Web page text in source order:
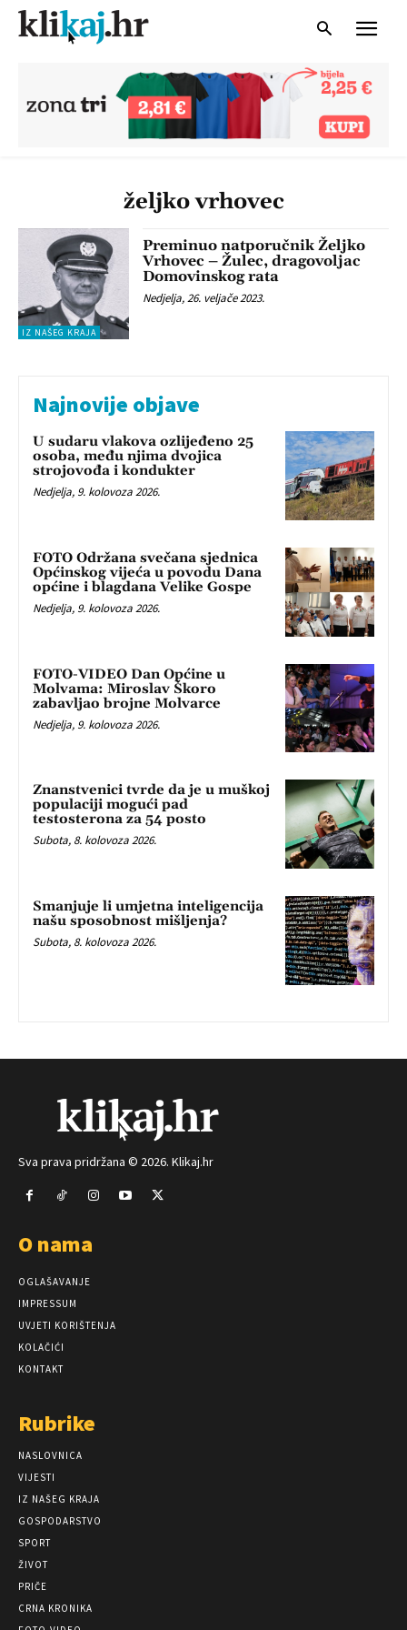
željko vrhovec
IZ NAŠEG KRAJA
Preminuo natporučnik Željko
Vrhovec – Žulec, dragovoljac
Domovinskog rata
Nedjelja, 26. veljače 2023.
Najnovije objave
U sudaru vlakova ozlijeđeno 25
osoba, među njima dvojica
strojovođa i kondukter
Nedjelja, 9. kolovoza 2026.
FOTO Održana svečana sjednica
Općinskog vijeća u povodu Dana
općine i blagdana Velike Gospe
Nedjelja, 9. kolovoza 2026.
FOTO-VIDEO Dan Općine u
Molvama: Miroslav Škoro
zabavljao brojne Molvarce
Nedjelja, 9. kolovoza 2026.
Znanstvenici tvrde da je u muškoj
populaciji mogući pad
testosterona za 54 posto
Subota, 8. kolovoza 2026.
Smanjuje li umjetna inteligencija
našu sposobnost mišljenja?
Subota, 8. kolovoza 2026.
Sva prava pridržana © 2026. Klikaj.hr
O nama
OGLAŠAVANJE
IMPRESSUM
UVJETI KORIŠTENJA
KOLAČIĆI
KONTAKT
Rubrike
NASLOVNICA
VIJESTI
IZ NAŠEG KRAJA
GOSPODARSTVO
SPORT
ŽIVOT
PRIČE
CRNA KRONIKA